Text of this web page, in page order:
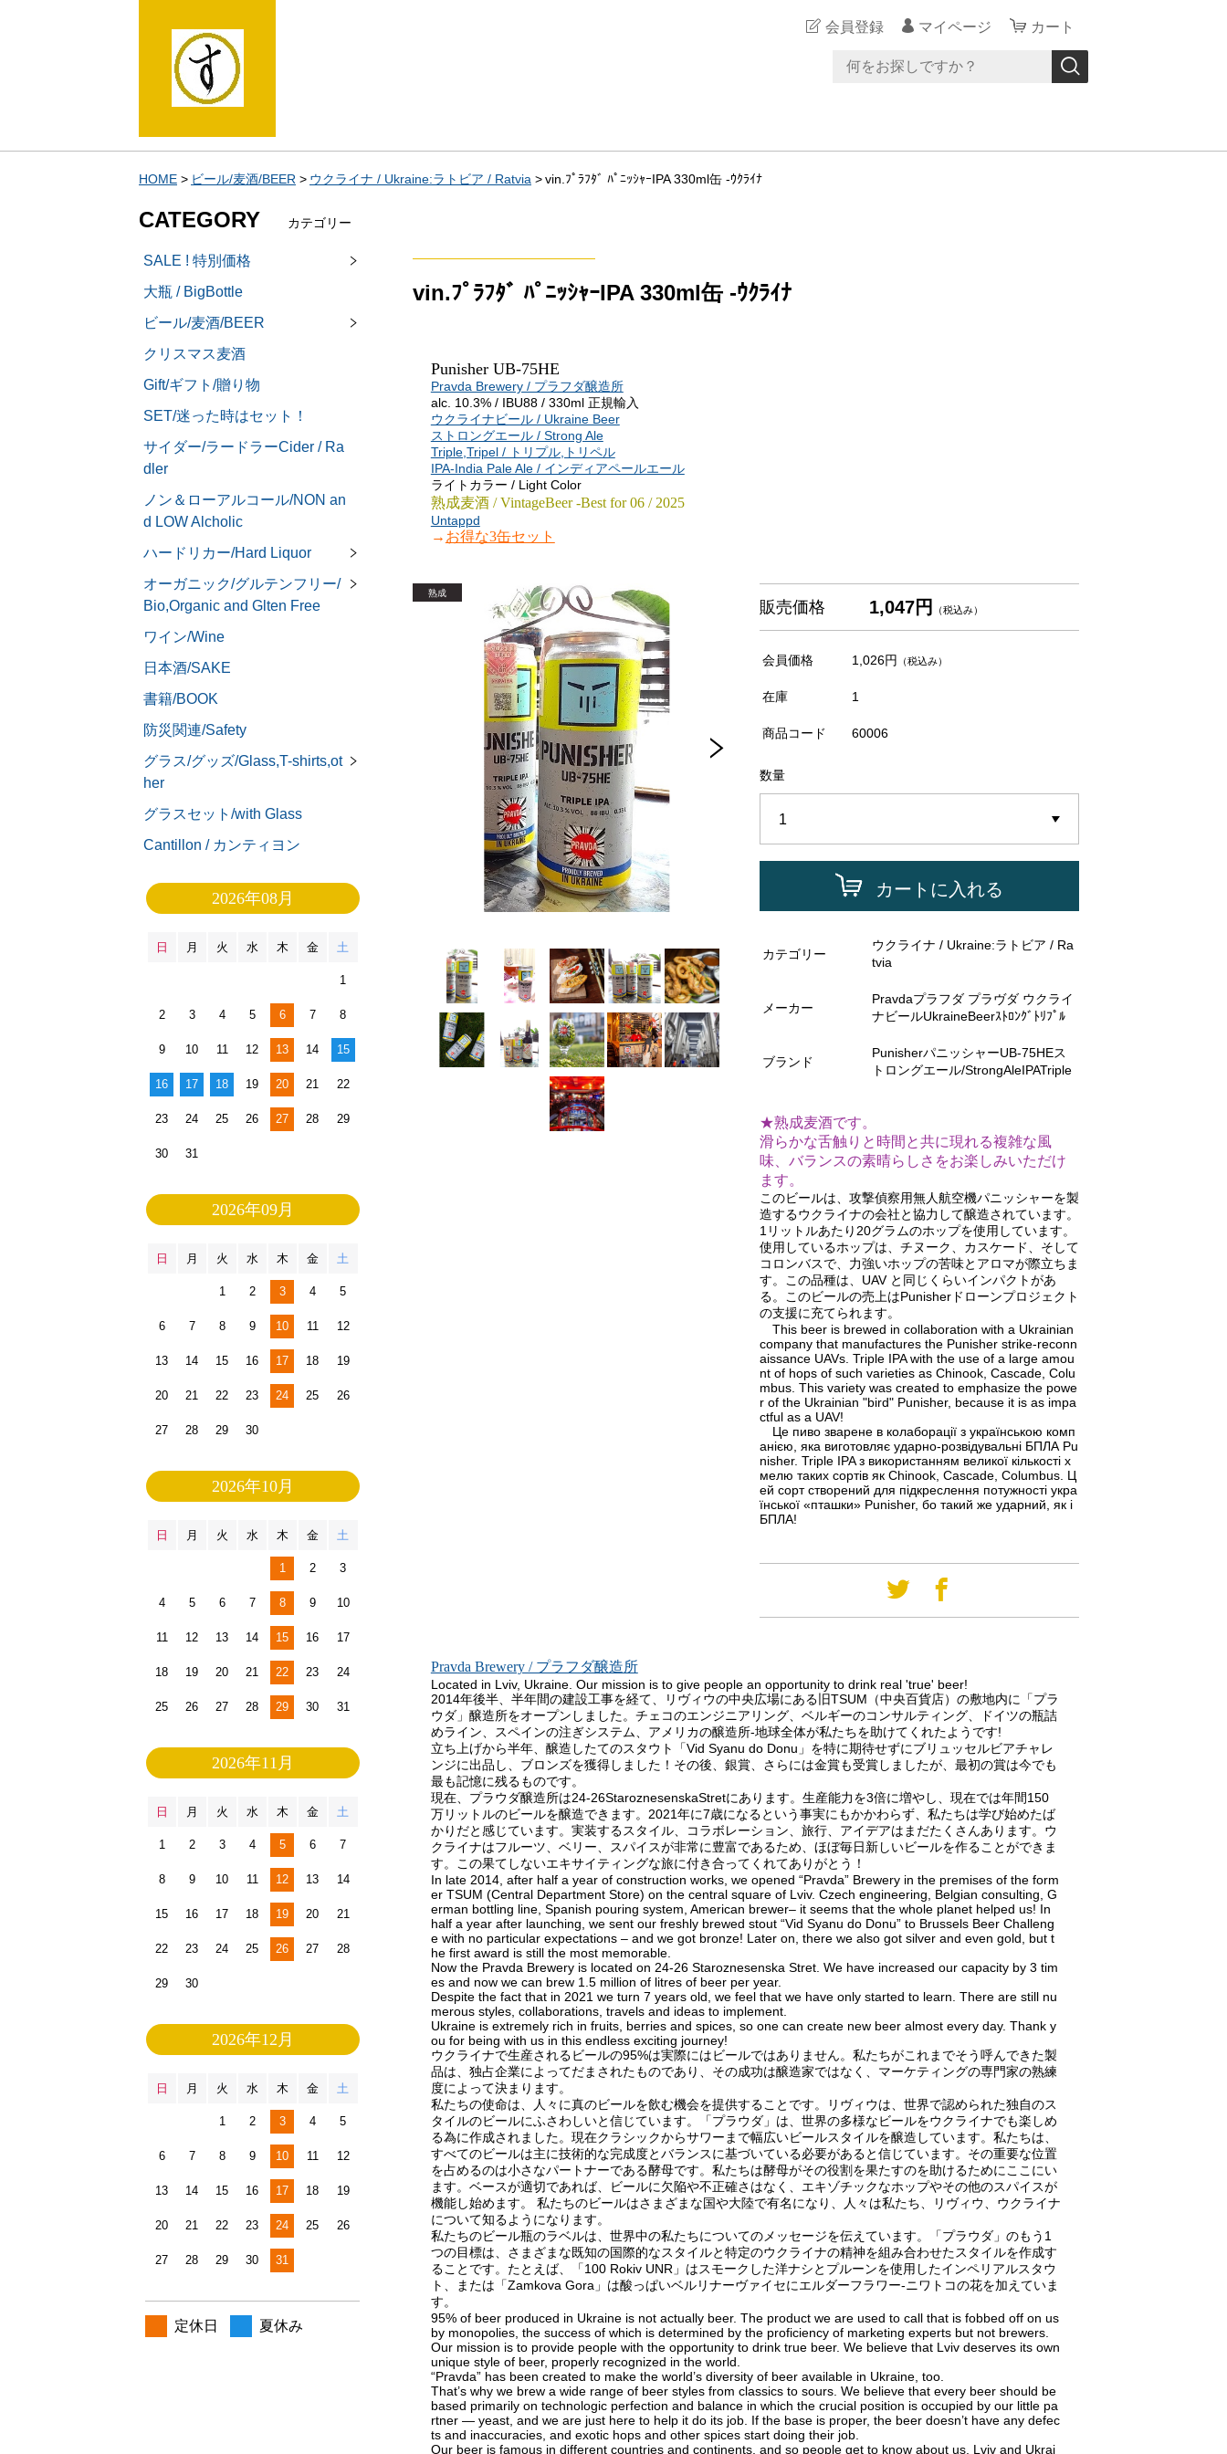
会員登録 マイページ カート
HOME ビール/麦酒/BEER ウクライナ / Ukraine:ラトビア / Ratvia vin.ﾌﾟﾗﾌﾀﾞ ﾊﾟﾆｯｼｬｰIPA 330ml缶 -ｳｸﾗｲﾅ
vin.ﾌﾟﾗﾌﾀﾞ ﾊﾟﾆｯｼｬｰIPA 330ml缶 -ｳｸﾗｲﾅ
Punisher UB-75HE
Pravda Brewery / プラフダ醸造所
alc. 10.3% / IBU88 / 330ml 正規輸入
ウクライナビール / Ukraine Beer
ストロングエール / Strong Ale
Triple,Tripel / トリプル,トリペル
IPA-India Pale Ale / インディアペールエール
ライトカラー / Light Color
熟成麦酒 / VintageBeer -Best for 06 / 2025
Untappd
→ お得な3缶セット
販売価格 1,047円 （税込み）
会員価格 1,026円 （税込み）
在庫 1
商品コード 60006
数量
カートに入れる
カテゴリー
ウクライナ / Ukraine:ラトビア / Ra
tvia
メーカー
Pravdaプラフダ プラヴダ ウクライ
ナビールUkraineBeerｽﾄﾛﾝｸﾞﾄﾘﾌﾟﾙ
ブランド
PunisherパニッシャーUB-75HEス
トロングエール/StrongAleIPATriple
★熟成麦酒です。
滑らかな舌触りと時間と共に現れる複雑な風
味、バランスの素晴らしさをお楽しみいただけ
ます。
このビールは、攻撃偵察用無人航空機パニッシャーを製
造するウクライナの会社と協力して醸造されています。
1リットルあたり20グラムのホップを使用しています。
使用しているホップは、チヌーク、カスケード、そして
コロンバスで、力強いホップの苦味とアロマが際立ちま
す。この品種は、UAV と同じくらいインパクトがあ
る。このビールの売上はPunisherドローンプロジェクト
の支援に充てられます。
This beer is brewed in collaboration with a Ukrainian
company that manufactures the Punisher strike-reconn
aissance UAVs. Triple IPA with the use of a large amou
nt of hops of such varieties as Chinook, Cascade, Colu
mbus. This variety was created to emphasize the powe
r of the Ukrainian "bird" Punisher, because it is as impa
ctful as a UAV!
Це пиво зварене в колаборації з українською комп
анією, яка виготовляє ударно-розвідувальні БПЛА Pu
nisher. Triple IPA з використанням великої кількості х
мелю таких сортів як Chinook, Cascade, Columbus. Ц
ей сорт створений для підкреслення потужності укра
їнської «пташки» Punisher, бо такий же ударний, як і
БПЛА!
Pravda Brewery / プラフダ醸造所
Located in Lviv, Ukraine. Our mission is to give people an opportunity to drink real 'true' beer!
2014年後半、半年間の建設工事を経て、リヴィウの中央広場にある旧TSUM（中央百貨店）の敷地内に「プラ
ウダ」醸造所をオープンしました。チェコのエンジニアリング、ベルギーのコンサルティング、ドイツの瓶詰
めライン、スペインの注ぎシステム、アメリカの醸造所-地球全体が私たちを助けてくれたようです!
立ち上げから半年、醸造したてのスタウト「Vid Syanu do Donu」を特に期待せずにブリュッセルビアチャレ
ンジに出品し、ブロンズを獲得しました！その後、銀賞、さらには金賞も受賞しましたが、最初の賞は今でも
最も記憶に残るものです。
現在、プラウダ醸造所は24-26StaroznesenskaStretにあります。生産能力を3倍に増やし、現在では年間150
万リットルのビールを醸造できます。2021年に7歳になるという事実にもかかわらず、私たちは学び始めたば
かりだと感じています。実装するスタイル、コラボレーション、旅行、アイデアはまだたくさんあります。ウ
クライナはフルーツ、ベリー、スパイスが非常に豊富であるため、ほぼ毎日新しいビールを作ることができま
す。この果てしないエキサイティングな旅に付き合ってくれてありがとう！
In late 2014, after half a year of construction works, we opened “Pravda” Brewery in the premises of the form
er TSUM (Central Department Store) on the central square of Lviv. Czech engineering, Belgian consulting, G
erman bottling line, Spanish pouring system, American brewer– it seems that the whole planet helped us! In
half a year after launching, we sent our freshly brewed stout “Vid Syanu do Donu” to Brussels Beer Challeng
e with no particular expectations – and we got bronze! Later on, there we also got silver and even gold, but t
he first award is still the most memorable.
Now the Pravda Brewery is located on 24-26 Staroznesenska Stret. We have increased our capacity by 3 tim
es and now we can brew 1.5 million of litres of beer per year.
Despite the fact that in 2021 we turn 7 years old, we feel that we have only started to learn. There are still nu
merous styles, collaborations, travels and ideas to implement.
Ukraine is extremely rich in fruits, berries and spices, so one can create new beer almost every day. Thank y
ou for being with us in this endless exciting journey!
ウクライナで生産されるビールの95%は実際にはビールではありません。私たちがこれまでそう呼んできた製
品は、独占企業によってだまされたものであり、その成功は醸造家ではなく、マーケティングの専門家の熟練
度によって決まります。
私たちの使命は、人々に真のビールを飲む機会を提供することです。リヴィウは、世界で認められた独自のス
タイルのビールにふさわしいと信じています。「プラウダ」は、世界の多様なビールをウクライナでも楽しめ
る為に作成されました。現在クラシックからサワーまで幅広いビールスタイルを醸造しています。私たちは、
すべてのビールは主に技術的な完成度とバランスに基づいている必要があると信じています。その重要な位置
を占めるのは小さなパートナーである酵母です。私たちは酵母がその役割を果たすのを助けるためにここにい
ます。ベースが適切であれば、ビールに欠陥や不正確さはなく、エキゾチックなホップやその他のスパイスが
機能し始めます。 私たちのビールはさまざまな国や大陸で有名になり、人々は私たち、リヴィウ、ウクライナ
について知るようになります。
私たちのビール瓶のラベルは、世界中の私たちについてのメッセージを伝えています。「プラウダ」のもう1
つの目標は、さまざまな既知の国際的なスタイルと特定のウクライナの精神を組み合わせたスタイルを作成す
ることです。たとえば、「100 Rokiv UNR」はスモークした洋ナシとプルーンを使用したインペリアルスタウ
ト、または「Zamkova Gora」は酸っぱいベルリナーヴァイセにエルダーフラワー-ニワトコの花を加えていま
す。
95% of beer produced in Ukraine is not actually beer. The product we are used to call that is fobbed off on us
by monopolies, the success of which is determined by the proficiency of marketing experts but not brewers.
Our mission is to provide people with the opportunity to drink true beer. We believe that Lviv deserves its own
unique style of beer, properly recognized in the world.
“Pravda” has been created to make the world’s diversity of beer available in Ukraine, too.
That’s why we brew a wide range of beer styles from classics to sours. We believe that every beer should be
based primarily on technologic perfection and balance in which the crucial position is occupied by our little pa
rtner — yeast, and we are just here to help it do its job. If the base is proper, the beer doesn’t have any defec
ts and inaccuracies, and exotic hops and other spices start doing their job.
Our beer is famous in different countries and continents, and so people get to know about us, Lviv and Ukrai
CATEGORY カテゴリー
SALE ! 特別価格
大瓶 / BigBottle
ビール/麦酒/BEER
クリスマス麦酒
Gift/ギフト/贈り物
SET/迷った時はセット！
サイダー/ラードラーCider / Ra
dler
ノン＆ローアルコール/NON an
d LOW Alcholic
ハードリカー/Hard Liquor
オーガニック/グルテンフリー/
Bio,Organic and Glten Free
ワイン/Wine
日本酒/SAKE
書籍/BOOK
防災関連/Safety
グラス/グッズ/Glass,T-shirts,ot
her
グラスセット/with Glass
Cantillon / カンティヨン
2026年08月
日 月 火 水 木 金 土
1
2 3 4 5 6 7 8
9 10 11 12 13 14 15
16 17 18 19 20 21 22
23 24 25 26 27 28 29
30 31
2026年09月
日 月 火 水 木 金 土
1 2 3 4 5
6 7 8 9 10 11 12
13 14 15 16 17 18 19
20 21 22 23 24 25 26
27 28 29 30
2026年10月
日 月 火 水 木 金 土
1 2 3
4 5 6 7 8 9 10
11 12 13 14 15 16 17
18 19 20 21 22 23 24
25 26 27 28 29 30 31
2026年11月
日 月 火 水 木 金 土
1 2 3 4 5 6 7
8 9 10 11 12 13 14
15 16 17 18 19 20 21
22 23 24 25 26 27 28
29 30
2026年12月
日 月 火 水 木 金 土
1 2 3 4 5
6 7 8 9 10 11 12
13 14 15 16 17 18 19
20 21 22 23 24 25 26
27 28 29 30 31
定休日 夏休み